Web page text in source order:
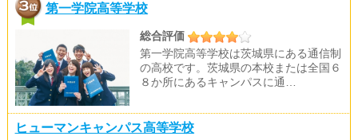
第一学院高等学校
総合評価
第一学院高等学校は茨城県にある通信制
の高校です。茨城県の本校または全国６
８か所にあるキャンパスに通…
ヒューマンキャンパス高等学校